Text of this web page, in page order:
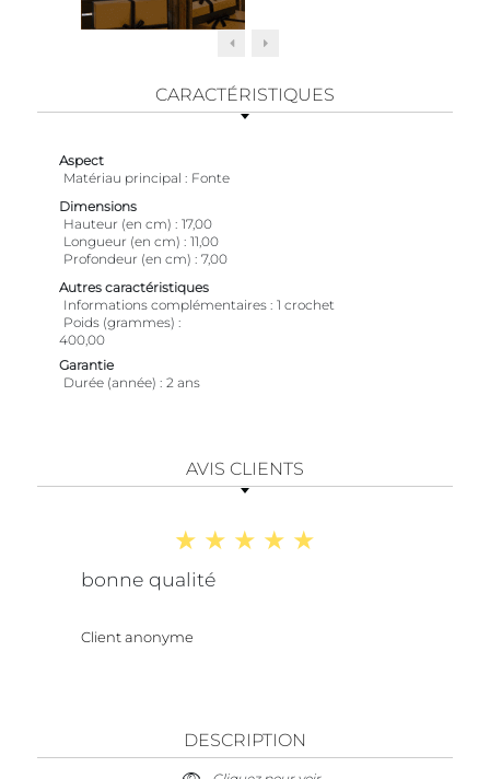
CARACTÉRISTIQUES
Aspect
Matériau principal
Fonte
Dimensions
Hauteur (en cm)
17,00
Longueur (en cm)
11,00
Profondeur (en cm)
7,00
Autres caractéristiques
Informations complémentaires 1 crochet
Poids (grammes)
400,00
Garantie
Durée (année)
2 ans
AVIS CLIENTS
bonne qualité
Client anonyme
DESCRIPTION